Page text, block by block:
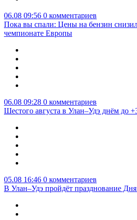
06.08 09:56 0 комментариев
Пока вы спали: Цены на бензин
чемпионате Европы
06.08 09:28 0 комментариев
Шестого августа в Улан–Удэ днём до
05.08 16:46 0 комментариев
В Улан–Удэ пройдёт празднование